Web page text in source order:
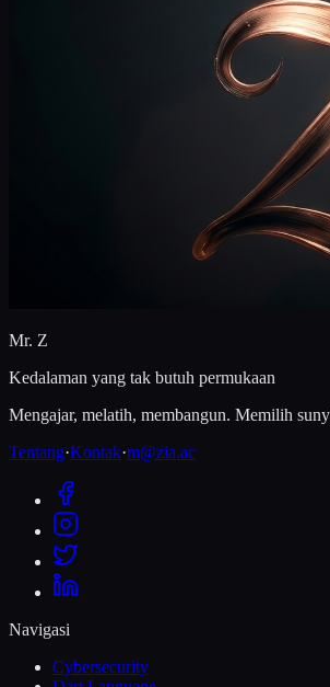
Mr. Z
Kedalaman yang tak butuh permukaan
Mengajar, melatih, membangun. Memilih
Tentang·Kontak·m@zia.ac
Navigasi
Cybersecurity